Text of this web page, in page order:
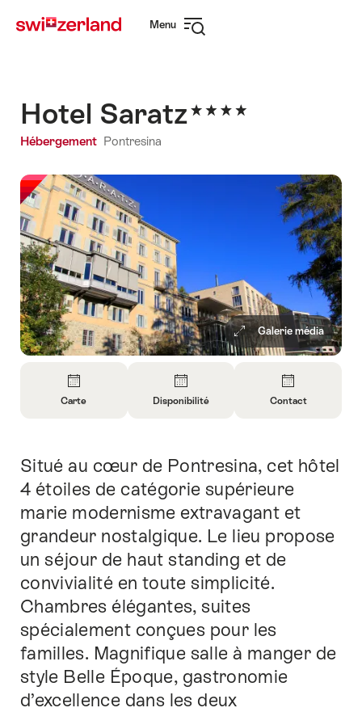
sur
rapide
Menu
Hotel Saratz
Hébergement Pontresina
Galerie média
sur
Carte
Carte
sur
Ouvrir
les
informations
sur
la
disponibilité
Disponibilité
sur
Contact
Contact
Introduction
Situé au cœur de Pontresina, cet hôtel
4 étoiles de catégorie supérieure
marie modernisme extravagant et
grandeur nostalgique. Le lieu propose
un séjour de haut standing et de
convivialité en toute simplicité.
Chambres élégantes, suites
spécialement conçues pour les
familles. Magnifique salle à manger de
style Belle Époque, gastronomie
d’excellence dans les deux